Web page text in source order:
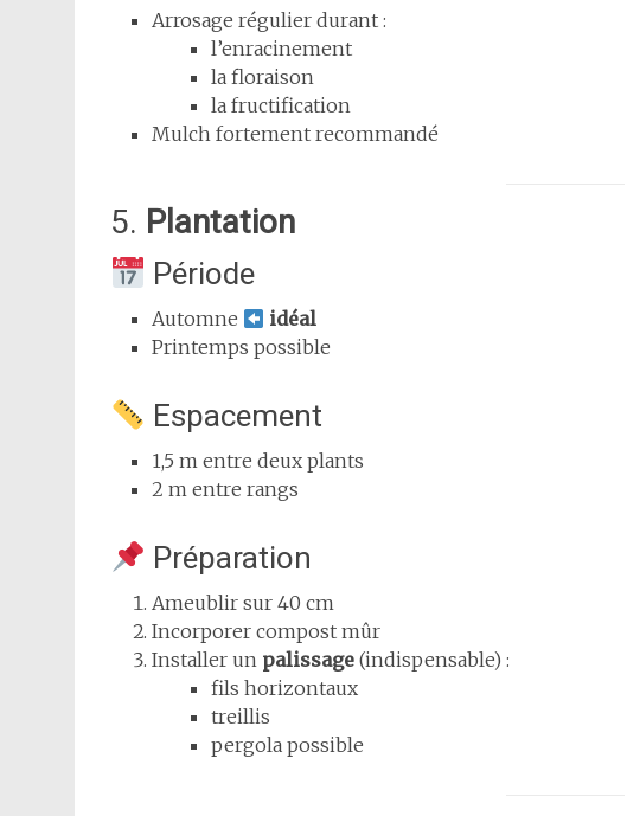
Arrosage régulier durant :
l’enracinement
la floraison
la fructification
Mulch fortement recommandé
5. Plantation
Période
Automne
idéal
Printemps possible
Espacement
1,5 m entre deux plants
2 m entre rangs
Préparation
Ameublir sur 40 cm
Incorporer compost mûr
Installer un palissage (indispensable) :
fils horizontaux
treillis
pergola possible